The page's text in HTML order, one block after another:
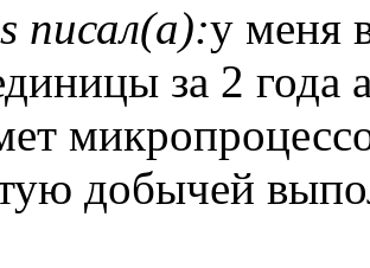
писал(а):у меня
за 2 года
добычей